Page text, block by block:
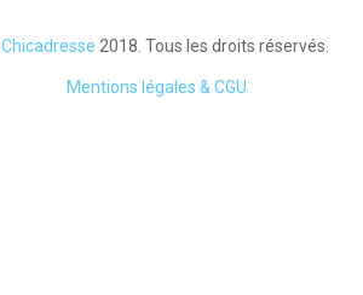
Chicadresse 2018. Tous les droits réservés.
Mentions légales & CGU